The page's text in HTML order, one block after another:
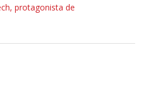
protagonista de